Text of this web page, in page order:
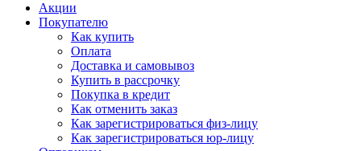
Акции
Покупателю
Как купить
Оплата
Доставка и самовывоз
Купить в рассрочку
Покупка в кредит
Как отменить заказ
Как зарегистрироваться физ-лицу
Как зарегистрироваться юр-лицу